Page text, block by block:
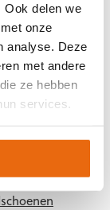
Ook delen we
onze
analyse. Deze
met andere
ze hebben
services.
levertijd
,
maat 10,
Naad,